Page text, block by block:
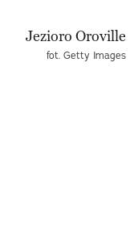
fot. Getty Images